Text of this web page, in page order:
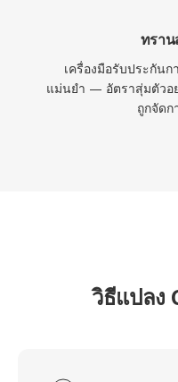
ทรา
เครื่องมือรับประกันก
แม่นยำ — อัตราสุ่มตัวอ
ถูกจัดก
วิธีแปลง